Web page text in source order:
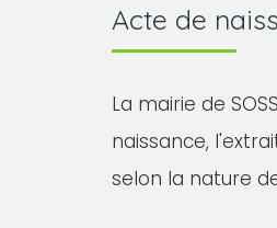
Acte de
La mairie de
naissance,
selon la nature